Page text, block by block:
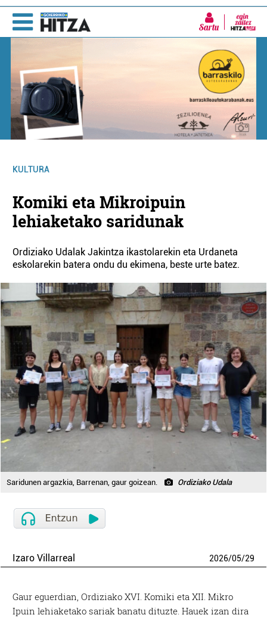
Sartu
KULTURA
Komiki eta Mikroipuin
lehiaketako saridunak
Ordiziako Udalak Jakintza ikastolarekin eta Urdaneta
eskolarekin batera ondu du ekimena, beste urte batez.
Saridunen argazkia, Barrenan, gaur goizean. Ordiziako Udala
Izaro Villarreal 2026/05/29
Gaur eguerdian, Ordiziako XVI. Komiki eta XII. Mikro
Ipuin lehiaketako sariak banatu dituzte. Hauek izan dira